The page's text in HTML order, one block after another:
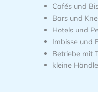
Cafés und
Bars und
Hotels und
Imbisse und
Betriebe mit
kleine